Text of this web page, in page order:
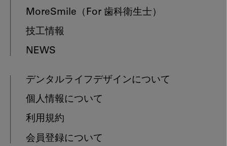
MoreSmile （For 歯科衛生士）
技工情報
NEWS
デンタルライフデザインについて
個人情報について
利用規約
会員登録について